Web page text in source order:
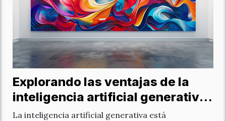
Explorando las ventajas de la
inteligencia artificial generativa
en la industria moderna
La inteligencia artificial generativa está